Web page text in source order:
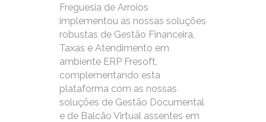
Freguesia de Arroios
implementou as nossas soluções
robustas de Gestão Financeira,
Taxas e Atendimento em
ambiente ERP Fresoft,
complementando esta
plataforma com as nossas
soluções de Gestão Documental
e de Balcão Virtual assentes em